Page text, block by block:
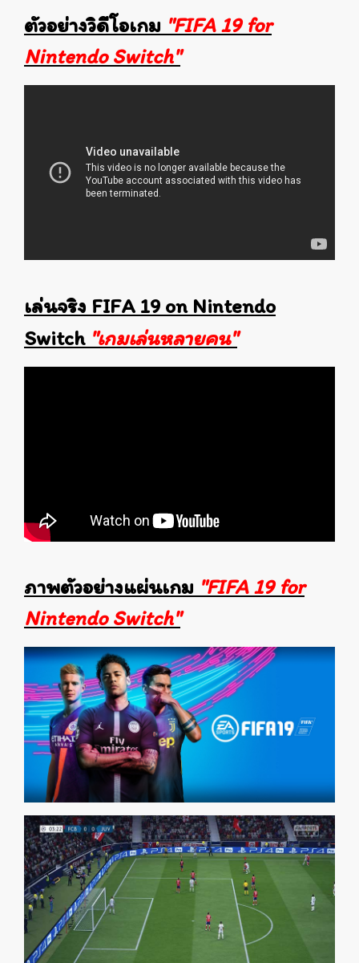
ตัวอย่างวิดีโอเกม "FIFA 19 for
Nintendo Switch"
เล่นจริง FIFA 19 on Nintendo
Switch "เกมเล่นหลายคน"
ภาพตัวอย่างแผ่นเกม "FIFA 19 for
Nintendo Switch"